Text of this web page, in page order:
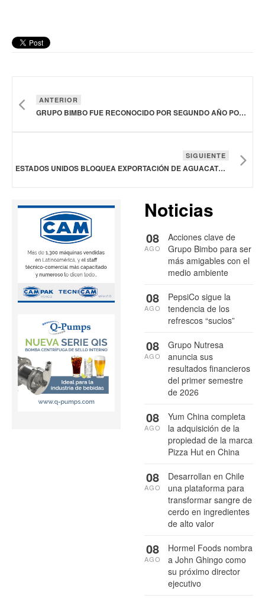
ANTERIOR
GRUPO BIMBO FUE RECONOCIDO POR SEGUNDO AÑO POR SUS ACCIONES PARA MITIGAR LOS EFECTOS DEL CAMBIO CLIMÁTICO
SIGUIENTE
ESTADOS UNIDOS BLOQUEA EXPORTACIÓN DE AGUACATE MEXICANO
Noticias
Acciones clave de
Grupo Bimbo para ser
más amigables con el
medio ambiente
08
AGO
PepsiCo sigue la
tendencia de los
refrescos “sucios”
08
AGO
Grupo Nutresa
anuncia sus
resultados financieros
del primer semestre
de 2026
08
AGO
Yum China completa
la adquisición de la
propiedad de la marca
Pizza Hut en China
08
AGO
Desarrollan en Chile
una plataforma para
transformar sangre de
cerdo en ingredientes
de alto valor
08
AGO
Hormel Foods nombra
a John Ghingo como
su próximo director
ejecutivo
08
AGO